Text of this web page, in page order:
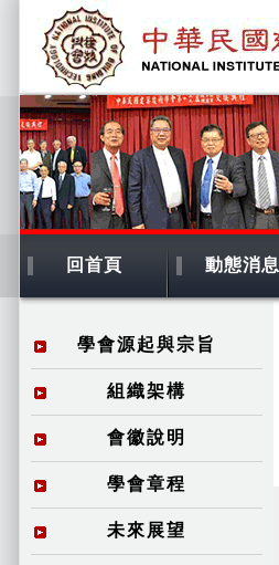
回首頁 動態消息
學會源起與宗旨
組織架構
會徽說明
學會章程
未來展望